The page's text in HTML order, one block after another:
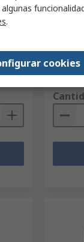
Subtotal
.
cookies